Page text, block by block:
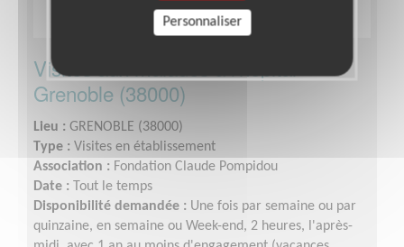
Visites aux malades à l'hôpital -
Grenoble (38000)
Lieu : GRENOBLE (38000)
Type : Visites en établissement
Association : Fondation Claude Pompidou
Date : Tout le temps
Disponibilité demandée : Une fois par semaine ou par
quinzaine, en semaine ou Week-end, 2 heures, l'après-
Personnaliser